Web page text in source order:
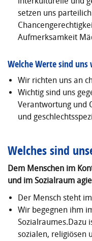
setzen uns
Aufmerksamkeit
Welche Werte sind uns
Wir richten uns an
Wichtig sind uns
Verantwortung und
und
Welches sind
Dem Menschen im
und im Sozialraum
Der Mensch steht
Wir begegnen ihm
Sozialraumes.Dazu
sozialen, religiösen